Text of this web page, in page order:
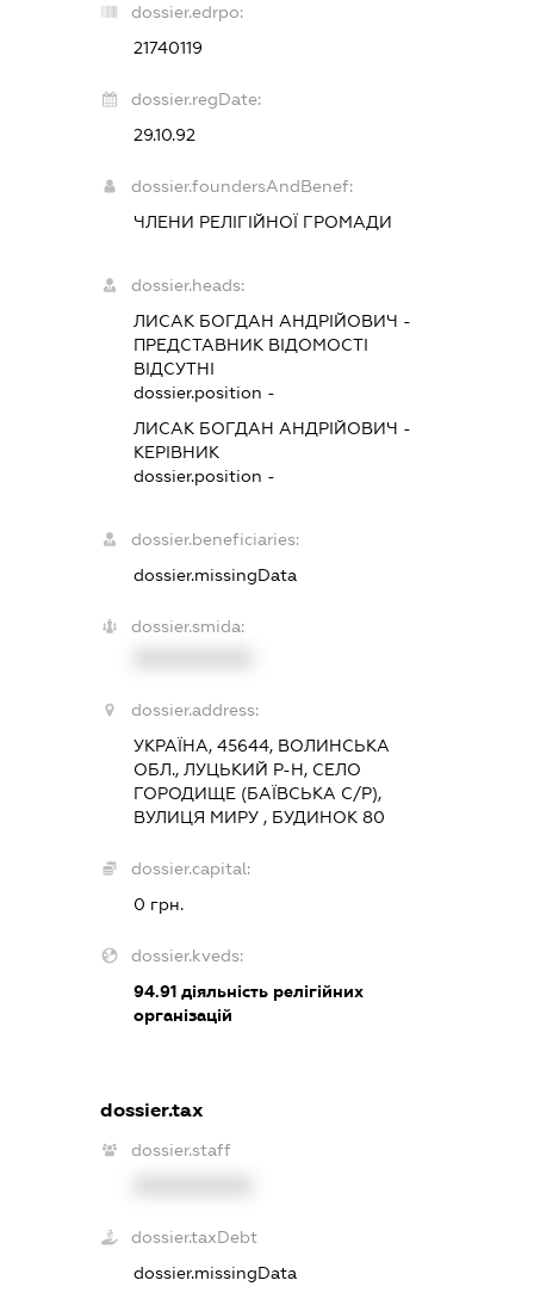
dossier.edrpo:
21740119
dossier.regDate:
29.10.92
dossier.foundersAndBenef:
ЧЛЕНИ РЕЛІГІЙНОЇ ГРОМАДИ
dossier.heads:
ЛИСАК БОГДАН АНДРІЙОВИЧ -
ПРЕДСТАВНИК ВІДОМОСТІ
ВІДСУТНІ
dossier.position -
ЛИСАК БОГДАН АНДРІЙОВИЧ -
КЕРІВНИК
dossier.position -
dossier.beneficiaries:
dossier.missingData
dossier.smida:
dossier.address:
УКРАЇНА, 45644, ВОЛИНСЬКА
ОБЛ., ЛУЦЬКИЙ Р-Н, СЕЛО
ГОРОДИЩЕ (БАЇВСЬКА С/Р),
ВУЛИЦЯ МИРУ , БУДИНОК 80
dossier.capital:
0 грн.
dossier.kveds:
94.91 діяльність релігійних
організацій
dossier.tax
dossier.staff
dossier.taxDebt
dossier.missingData